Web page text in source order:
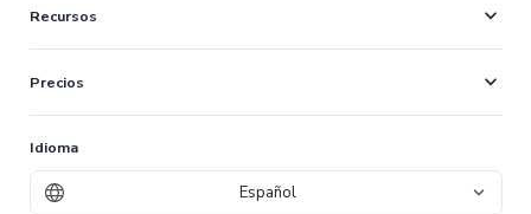
Recursos expand_more
Precios expand_more
Idioma
Español